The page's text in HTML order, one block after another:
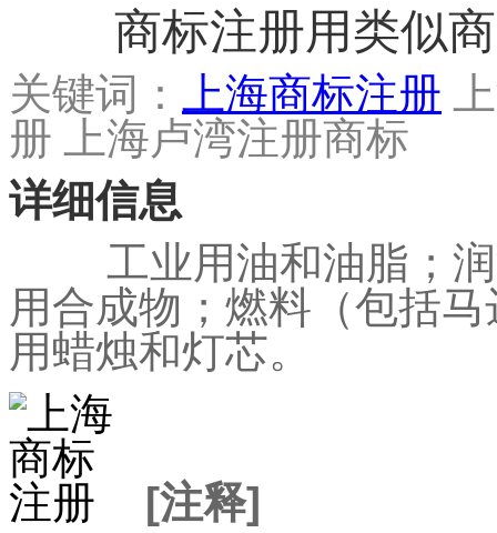
商标注册用类似
关键词： 上海商标注册
册 上海卢湾注册商标
详细信息
工业用油和油脂；
用合成物；燃料（包括
用蜡烛和灯芯。
[注释]